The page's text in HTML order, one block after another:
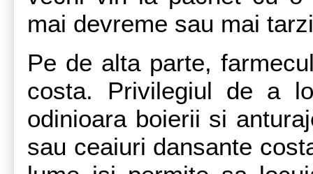
mai devreme sau mai
Pe de alta parte,
costa. Privilegiul de a
odinioara boierii si
sau ceaiuri dansante